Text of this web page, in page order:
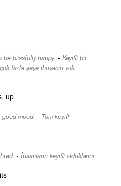
be blissfully happy. - Keyifli bir
fazla şeye ihtiyacın yok.
up
mood. - Tom keyifli
- İnsanların keyifli olduklarını